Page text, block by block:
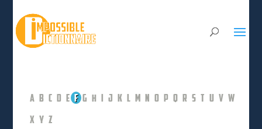
A B C D E F G H I J K L M N O P Q R S T U V W
X Y Z